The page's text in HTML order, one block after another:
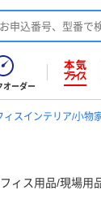
オーダー
ィスインテリア/小物
ィス用品/現場用